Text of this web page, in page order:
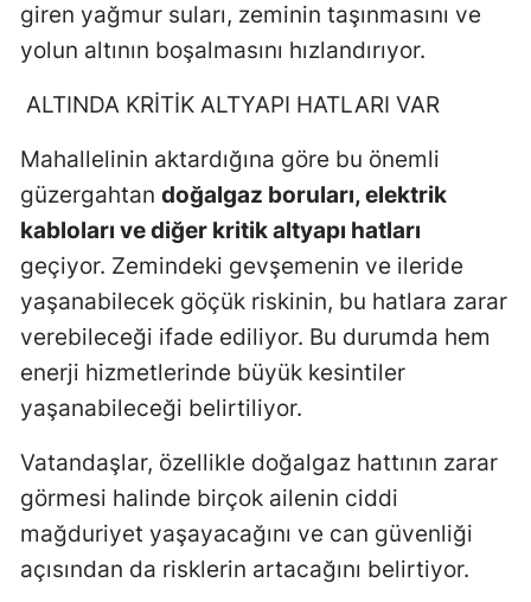
giren yağmur suları, zeminin taşınmasını ve
yolun altının boşalmasını hızlandırıyor.
ALTINDA KRİTİK ALTYAPI HATLARI VAR
Mahallelinin aktardığına göre bu önemli
güzergahtan doğalgaz boruları, elektrik
kabloları ve diğer kritik altyapı hatları
geçiyor. Zemindeki gevşemenin ve ileride
yaşanabilecek göçük riskinin, bu hatlara zarar
verebileceği ifade ediliyor. Bu durumda hem
enerji hizmetlerinde büyük kesintiler
yaşanabileceği belirtiliyor.
Vatandaşlar, özellikle doğalgaz hattının zarar
görmesi halinde birçok ailenin ciddi
mağduriyet yaşayacağını ve can güvenliği
açısından da risklerin artacağını belirtiyor.